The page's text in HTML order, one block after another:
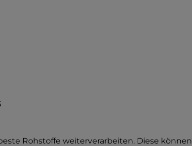
Rohstoffe weiterverarbeiten. Diese